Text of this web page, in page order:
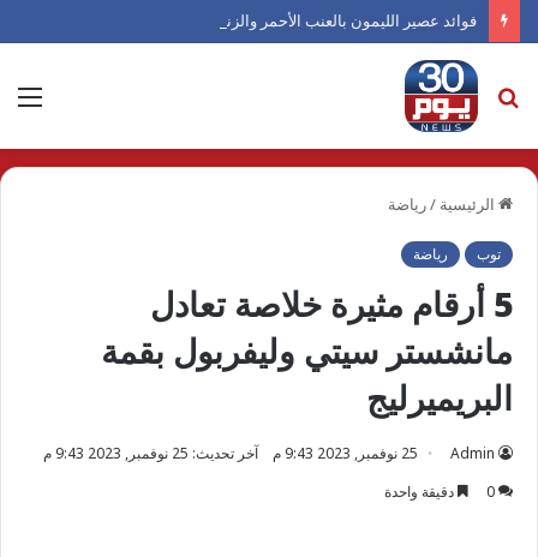
فوائد عصير الليمون بالعنب الأحمر والزنجبيل صيفًا
بحث
عن
الرئيسية /رياضة
توب رياضة
5 أرقام مثيرة خلاصة تعادل
مانشستر سيتي وليفربول بقمة
البريميرليج
Admin 25 نوفمبر, 2023 9:43 م
آخر تحديث: 25 نوفمبر, 2023 9:43 م
0
دقيقة واحدة